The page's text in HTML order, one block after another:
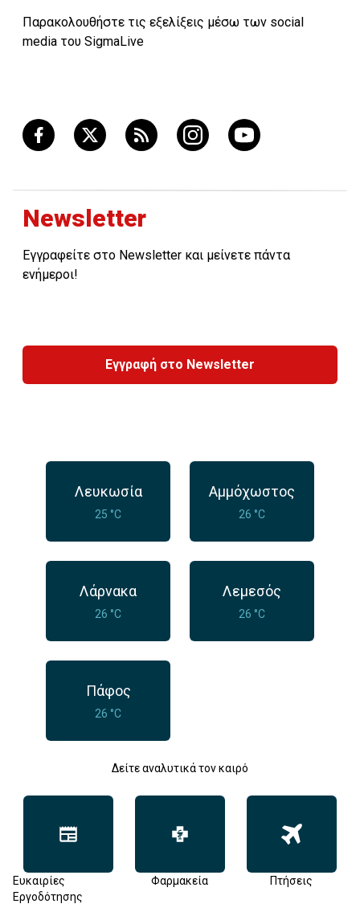
Παρακολουθήστε τις εξελίξεις μέσω των social
media του SigmaLive
Newsletter
Εγγραφείτε στο Newsletter και μείνετε πάντα
ενήμεροι!
Εγγραφή στο Newsletter
Λευκωσία
25 °C
Αμμόχωστος
26 °C
Λάρνακα
26 °C
Λεμεσός
26 °C
Πάφος
26 °C
Δείτε αναλυτικά τον καιρό
Ευκαιρίες
Εργοδότησης
Φαρμακεία Πτήσεις